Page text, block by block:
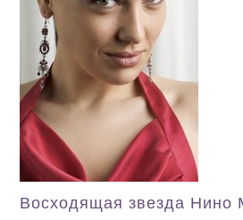
Восходящая звезда Нино